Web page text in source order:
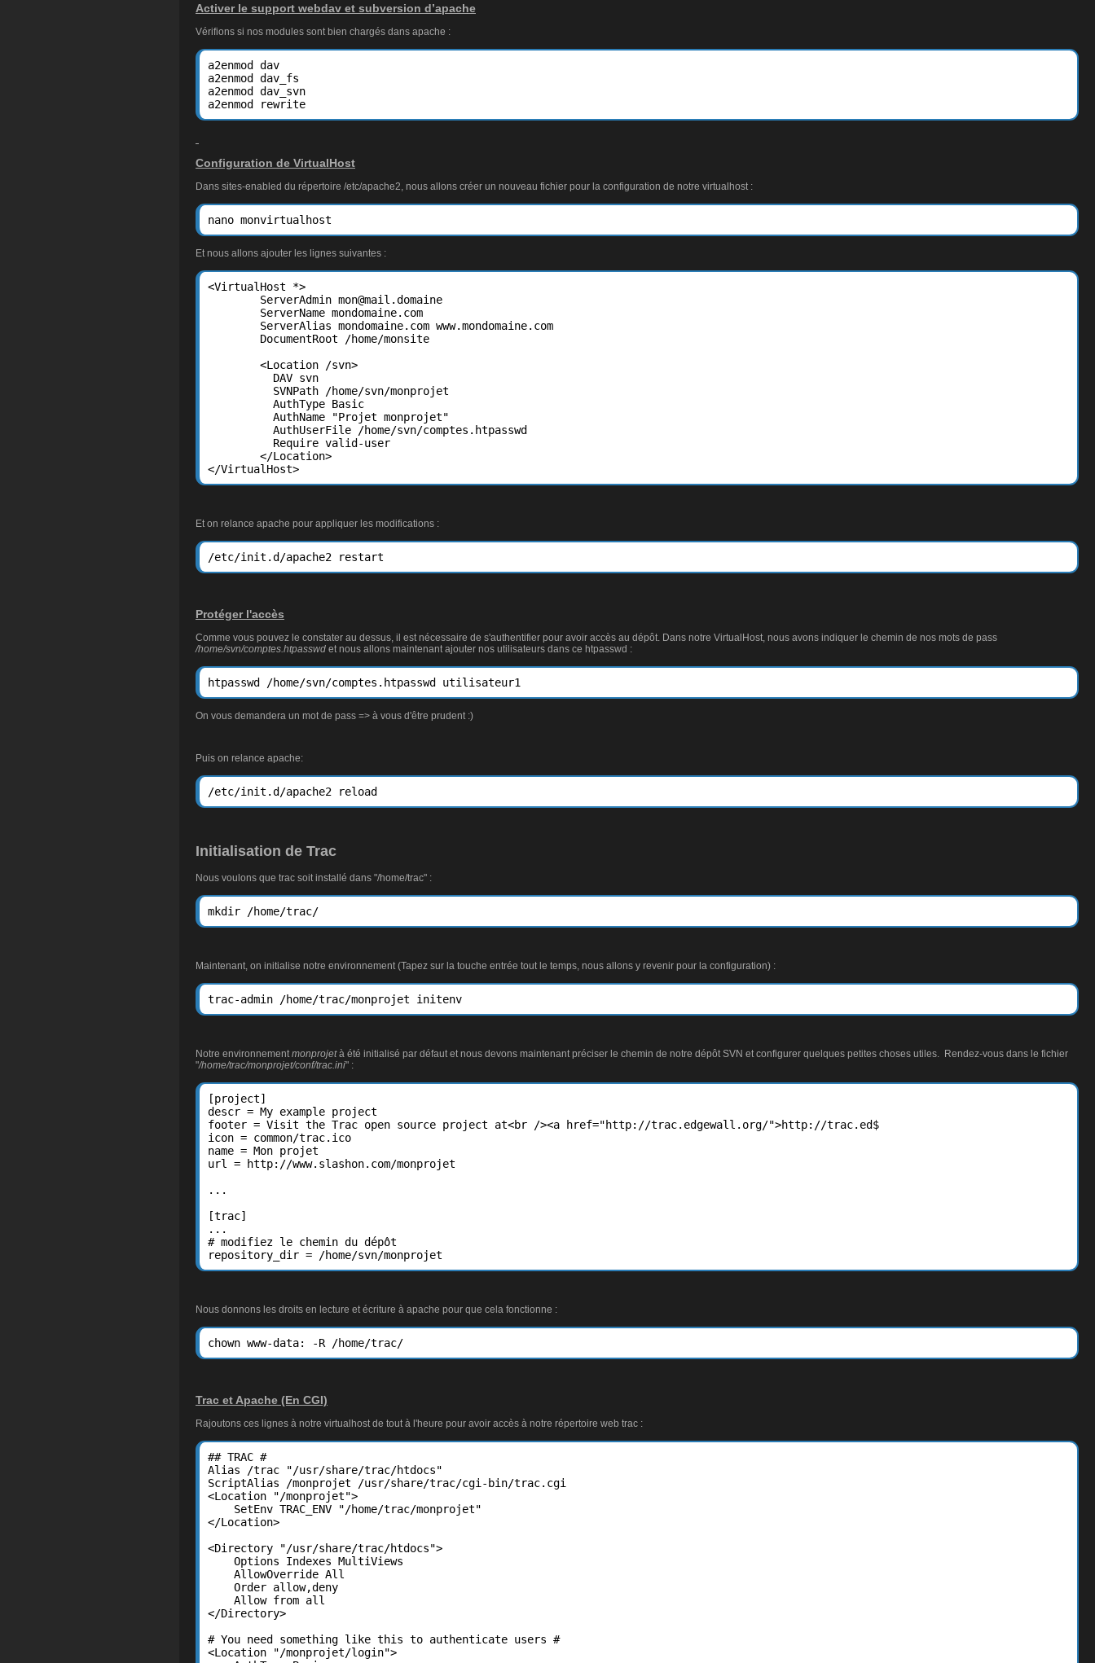
Activer le support webdav et subversion d’apache
Vérifions si nos modules sont bien chargés dans apache :
a2enmod dav
a2enmod dav_fs
a2enmod dav_svn
a2enmod rewrite
Configuration de VirtualHost
Dans sites-enabled du répertoire /etc/apache2, nous allons créer un nouveau fichier pour la configuration de notre virtualhost :
nano monvirtualhost
Et nous allons ajouter les lignes suivantes :
<VirtualHost *>
        ServerAdmin mon@mail.domaine
        ServerName mondomaine.com
        ServerAlias mondomaine.com www.mondomaine.com
        DocumentRoot /home/monsite
        <Location /svn>
          DAV svn
          SVNPath /home/svn/monprojet
          AuthType Basic
          AuthName "Projet monprojet"
          AuthUserFile /home/svn/comptes.htpasswd
          Require valid-user
        </Location>
</VirtualHost>
Et on relance apache pour appliquer les modifications :
/etc/init.d/apache2 restart
Protéger l'accès
Comme vous pouvez le constater au dessus, il est nécessaire de s'authentifier pour avoir accès au dépôt. Dans notre VirtualHost, nous avons indiquer le chemin de nos mots de pass
/home/svn/comptes.htpasswd et nous allons maintenant ajouter nos utilisateurs dans ce htpasswd :
htpasswd /home/svn/comptes.htpasswd utilisateur1
On vous demandera un mot de pass => à vous d'être prudent :)
Puis on relance apache:
Initialisation de Trac
Nous voulons que trac soit installé dans "/home/trac" :
mkdir /home/trac/
Maintenant, on initialise notre environnement (Tapez sur la touche entrée tout le temps, nous allons y revenir pour la configuration) :
trac-admin /home/trac/monprojet initenv
Notre environnement monprojetà été initialisé par défaut et nous devons maintenant préciser le chemin de notre dépôt SVN et configurer quelques petites choses utiles. Rendez-vous dans le fichier
"/home/trac/monprojet/conf/trac.ini" :
[project]
descr = My example project
footer = Visit the Trac open source project at<br /><a href="http://trac.edgewall.org/">http://trac.ed$
icon = common/trac.ico
name = Mon projet
url = http://www.slashon.com/monprojet
...
[trac]
...
# modifiez le chemin du dépôt
repository_dir = /home/svn/monprojet
Nous donnons les droits en lecture et écriture à apache pour que cela fonctionne :
chown www-data: -R /home/trac/
Trac et Apache (En CGI)
Rajoutons ces lignes à notre virtualhost de tout à l'heure pour avoir accès à notre répertoire web trac :
## TRAC #
Alias /trac "/usr/share/trac/htdocs"
ScriptAlias /monprojet /usr/share/trac/cgi-bin/trac.cgi
<Location "/monprojet">
    SetEnv TRAC_ENV "/home/trac/monprojet"
</Location>
<Directory "/usr/share/trac/htdocs">
    Options Indexes MultiViews
    AllowOverride All
    Order allow,deny
    Allow from all
</Directory>
# You need something like this to authenticate users #
<Location "/monprojet/login">